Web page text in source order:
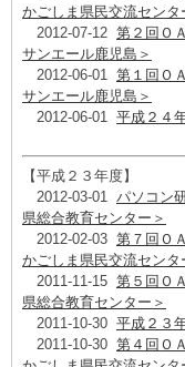
かごしま県民交流センタ
2012-07-12 第２回Ｏ
サンエール鹿児島＞
2012-06-01 第１回Ｏ
サンエール鹿児島＞
2012-06-01 平成２４
【平成２３年度】
2012-03-01 パソコン
県総合教育センター＞
2012-02-03 第７回Ｏ
かごしま県民交流センタ
2011-11-15 第５回Ｏ
県総合教育センター＞
2011-10-30 平成２３
2011-10-30 第４回Ｏ